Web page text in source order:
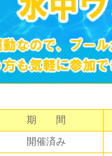
期 間
開催済み